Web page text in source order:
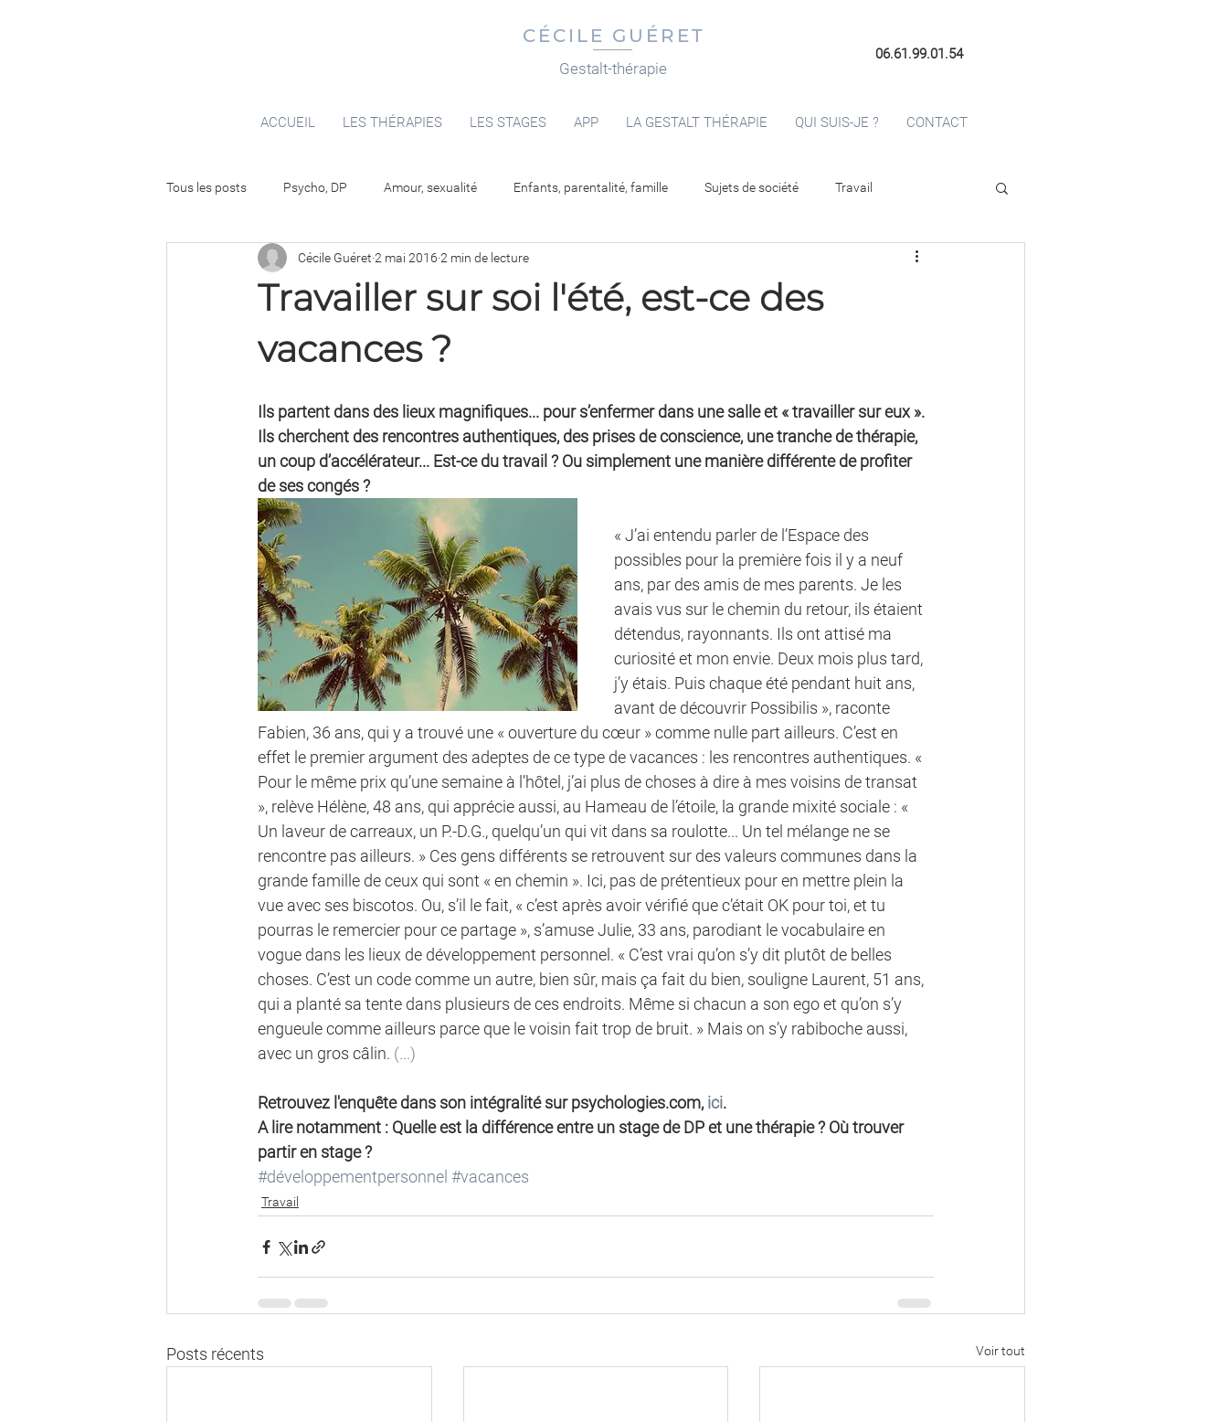
CÉCILE GUÉRET
Gestalt-thérapie
06.61.99.01.54
ACCUEIL LES THÉRAPIES LES STAGES APP LA GESTALT THÉRAPIE QUI SUIS-JE ? CONTACT
Tous les posts Psycho, DP Amour, sexualité Enfants, parentalité, famille Sujets de société Travail
Travailler sur soi l'été, est-ce des
vacances ?
Cécile Guéret 2 mai 2016 2 min de lecture
Ils partent dans des lieux magnifiques... pour s’enfermer dans une salle et « travailler sur eux ».
Ils cherchent des rencontres authentiques, des prises de conscience, une tranche de thérapie,
un coup d’accélérateur... Est-ce du travail ? Ou simplement une manière différente de profiter
de ses congés ?
« J’ai entendu parler de l’Espace des
possibles pour la première fois il y a neuf
ans, par des amis de mes parents. Je les
avais vus sur le chemin du retour, ils étaient
détendus, rayonnants. Ils ont attisé ma
curiosité et mon envie. Deux mois plus tard,
j’y étais. Puis chaque été pendant huit ans,
avant de découvrir Possibilis », raconte
Fabien, 36 ans, qui y a trouvé une « ouverture du cœur » comme nulle part ailleurs. C’est en
effet le premier argument des adeptes de ce type de vacances : les rencontres authentiques. «
Pour le même prix qu’une semaine à l’hôtel, j’ai plus de choses à dire à mes voisins de transat
», relève Hélène, 48 ans, qui apprécie aussi, au Hameau de l’étoile, la grande mixité sociale : «
Un laveur de carreaux, un P.-D.G., quelqu’un qui vit dans sa roulotte... Un tel mélange ne se
rencontre pas ailleurs. » Ces gens différents se retrouvent sur des valeurs communes dans la
grande famille de ceux qui sont « en chemin ». Ici, pas de prétentieux pour en mettre plein la
vue avec ses biscotos. Ou, s’il le fait, « c’est après avoir vérifié que c’était OK pour toi, et tu
pourras le remercier pour ce partage », s’amuse Julie, 33 ans, parodiant le vocabulaire en
vogue dans les lieux de développement personnel. « C’est vrai qu’on s’y dit plutôt de belles
choses. C’est un code comme un autre, bien sûr, mais ça fait du bien, souligne Laurent, 51 ans,
qui a planté sa tente dans plusieurs de ces endroits. Même si chacun a son ego et qu’on s’y
engueule comme ailleurs parce que le voisin fait trop de bruit. » Mais on s’y rabiboche aussi,
avec un gros câlin. (...)
Retrouvez l'enquête dans son intégralité sur psychologies.com, ici.
A lire notamment : Quelle est la différence entre un stage de DP et une thérapie ? Où trouver
partir en stage ?
#développementpersonnel #vacances
Travail
Posts récents Voir tout